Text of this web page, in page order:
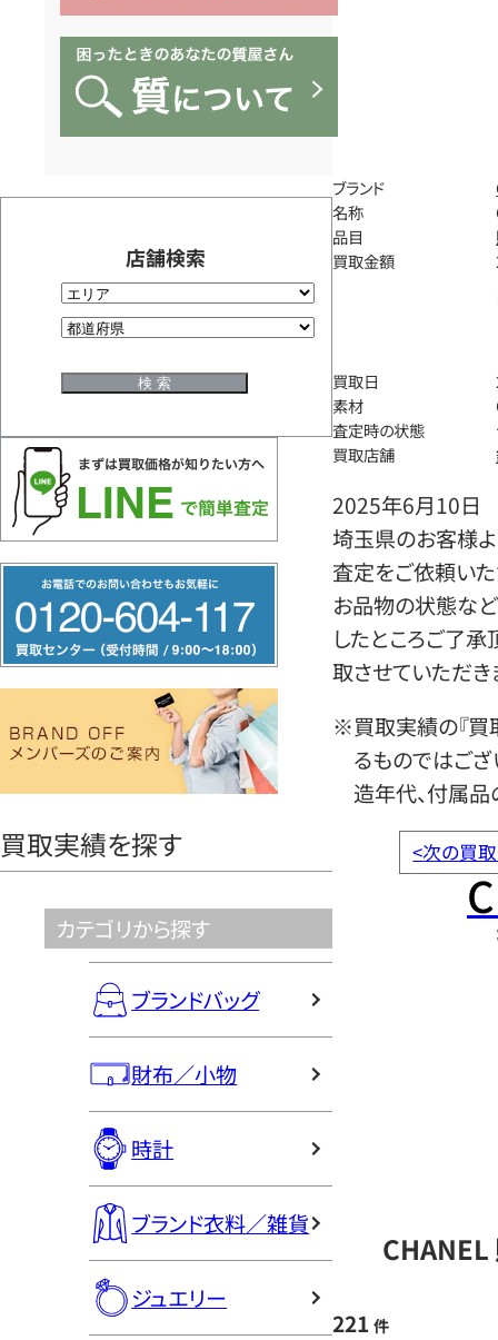
店舗検索
リ
ー
ヤ
買取実績を探す
カテゴリから探す
ブランドバッグ
財布／小物
時計
ブランド衣料／雑貨
ジュエリー
ブランド
名称
品目
買取金額
買取日
素材
査定時の状態
買取店舗
2025年6月10日
埼玉県のお客様よ
査定をご依頼いた
お品物の状態など
したところご了
取させていただき
※買取実績の『買
るものではござ
造年代、付属品
<次の買
CHANEL
221 件